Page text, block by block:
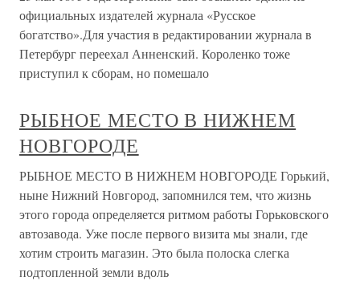
официальных издателей журнала «Русское
богатство».Для участия в редактировании журнала в
Петербург переехал Анненский. Короленко тоже
приступил к сборам, но помешало
РЫБНОЕ МЕСТО В НИЖНЕМ
НОВГОРОДЕ
РЫБНОЕ МЕСТО В НИЖНЕМ НОВГОРОДЕ Горький,
ныне Нижний Новгород, запомнился тем, что жизнь
этого города определяется ритмом работы Горьковского
автозавода. Уже после первого визита мы знали, где
хотим строить магазин. Это была полоска слегка
подтопленной земли вдоль